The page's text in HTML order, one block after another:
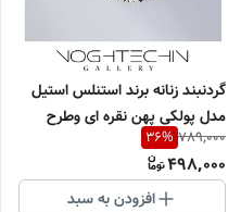
گردنبند زنانه برند استنلس استیل
مدل پولکی پهن نقره ای وطرح
طلاوارداتی
789,000
36%
498,000
افزودن به سبد